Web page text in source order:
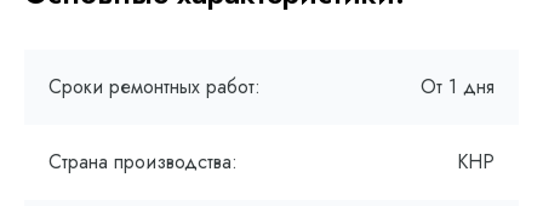
Сроки ремонтных работ: От 1 дня
Страна производства: КНР